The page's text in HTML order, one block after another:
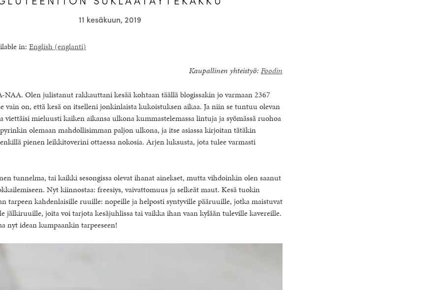
11 kesäkuun, 2019
in: English(englanti)
Kaupallinen yhteistyö: Foodin
NAA. Olen julistanut rakkauttani kesää kohtaan täällä blogissakin jo varmaan 2367
vain on, että kesä on itselleni jonkinlaista kukoistuksen aikaa. Ja niin se tuntuu olevan
viettäisi mieluusti kaiken aikansa ulkona kummastelemassa lintuja ja syömässä ruohoa
olemaan mahdollisimman paljon ulkona, ja itse asiassa kirjoitan tätäkin
pienen leikkitoverini ottaessa nokosia. Arjen luksusta, jota tulee varmasti
tunnelma, tai kaikki sesongissa olevat ihanat ainekset, mutta vihdoinkin olen saanut
Nyt kiinnostaa: freesiys, vaivattomuus ja selkeät maut. Kesä tuokin
tarpeen kahdenlaisille ruuille: nopeille ja helposti syntyville pääruuille, jotka maistuvat
jälkiruuille, joita voi tarjota kesäjuhlissa tai vaikka ihan vaan kylään tuleville kavereille.
nyt idean kumpaankin tarpeeseen!